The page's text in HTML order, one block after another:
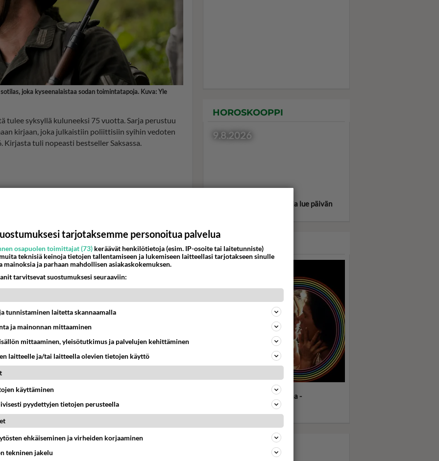
joka kyseenalaistaa sodan toimintatapoja. Kuva: Yle
tulee syksyllä kuluneeksi 75 vuotta. Sarja perustuu
kirjaan, joka julkaistiin poliittisiin syihin vedoten
tuli nopeasti bestseller Saksassa.
Uusi palvelu: Suomalaisia
kotisohvalta - Mielipahaa osalle
tiedossa
Luetuimmat: Aarne Pelkonen ja
yhdessä - Tätä moni jo odotti
-
suosikkisarjasta - Monelle tv-
HOROSKOOPPI
9.8.2026
Valitse oma tähtimerkkisi ja lue päivän
KASARI
Avoin seksi ja kokaiini
kirittävät pornotähden uraa -
ja discomusa soi... Boogie
Nights tulee tv:stä
tarjotaksemme personoitua palvelua
osapuolen toimittajat (73) keräävät henkilötietoja (esim. IP-osoite tai laitetunniste)
teknisiä keinoja tietojen tallentamiseen ja lukemiseen laitteellasi tarjotakseen sinulle
ja parhaan mahdollisen asiakaskokemuksen.
tarvitsevat suostumuksesi seuraaviin:
tunnistaminen laitetta skannaamalla
ja mainonnan mittaaminen
mittaaminen, yleisötutkimus ja palvelujen kehittäminen
laitteelle ja/tai laitteella olevien tietojen käyttö
käyttäminen
pyydettyjen tietojen perusteella
ehkäiseminen ja virheiden korjaaminen
tekninen jakelu